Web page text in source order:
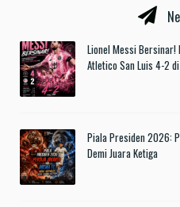
Lionel Messi Bersinar!
Atletico San Luis 4-2
Piala Presiden 2026:
Demi Juara Ketiga